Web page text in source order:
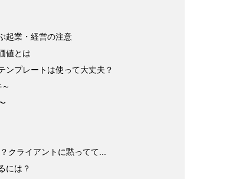
起業・経営の注意
値とは
ンプレートは使って大丈夫？
クライアントに黙ってて...
には？